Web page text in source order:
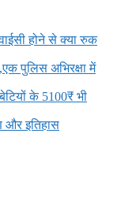
होने से क्या रुक
पुलिस अभिरक्षा में
के 5100₹ भी
और इतिहास